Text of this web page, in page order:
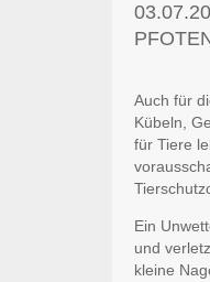
Auch für
Kübeln,
für Tiere
Ein
und
kleine